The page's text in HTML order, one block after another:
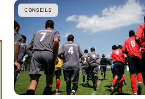
CONSEILS